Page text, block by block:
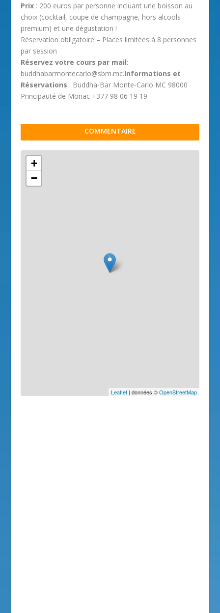
Prix : 200 euros par personne incluant une boisson au
choix (cocktail, coupe de champagne, hors alcools
premium) et une dégustation !
Réservation obligatoire – Places limitées à 8 personnes
par session
Réservez votre cours par mail:
buddhabarmontecarlo@sbm.mc.Informations et
Réservations : Buddha-Bar Monte-Carlo MC 98000
Principauté de Monac +377 98 06 19 19
COMMENTAIRE
+
−
Leaflet| données ©OpenStreetMap